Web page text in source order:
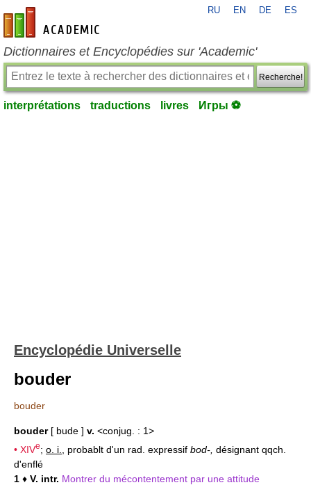
fr-academic.com
RU EN DE ES
Dictionnaires et Encyclopédies sur 'Academic'
Recherche!
interprétations traductions livres Игры ⚽
Encyclopédie Universelle
bouder
bouder
bouder[ bude ] v. <conjug. : 1>
• XIVe; o. i. , probablt d'un rad. expressif bod-, désignant qqch.
d'enflé
1 ♦ V. intr. Montrer du mécontentement par une attitude